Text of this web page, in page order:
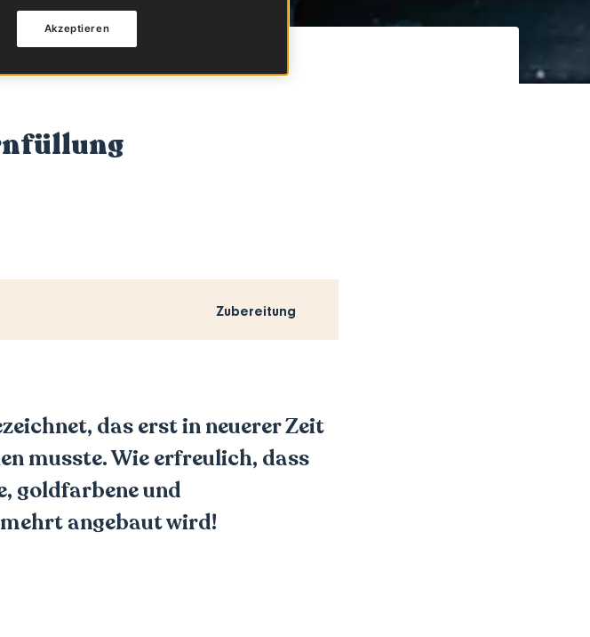
Zubereitung
das erst in neuerer Zeit
musste. Wie erfreulich, dass
goldfarbene und
angebaut wird!
Akzeptieren